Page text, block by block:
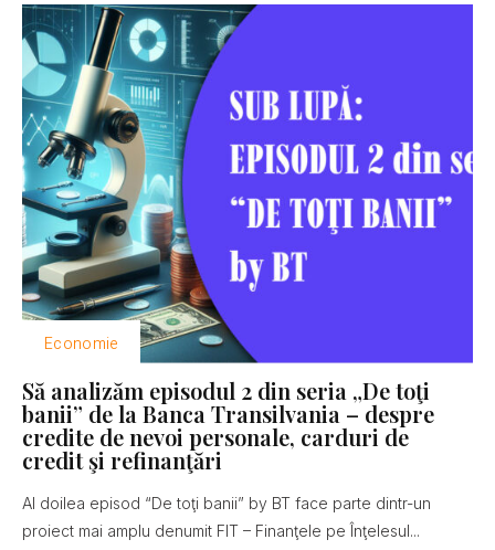
Economie
Să analizăm episodul 2 din seria „De toţi
banii” de la Banca Transilvania – despre
credite de nevoi personale, carduri de
credit şi refinanţări
Al doilea episod “De toţi banii” by BT face parte dintr-un
proiect mai amplu denumit FIT – Finanţele pe Înţelesul...